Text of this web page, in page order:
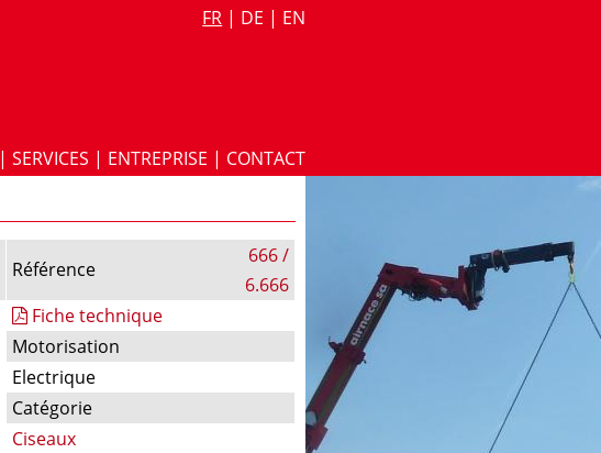
FR | DE | EN
|SERVICES | ENTREPRISE | CONTACT
Référence
666 /
6.666
Fiche technique
Motorisation
Electrique
Catégorie
Ciseaux